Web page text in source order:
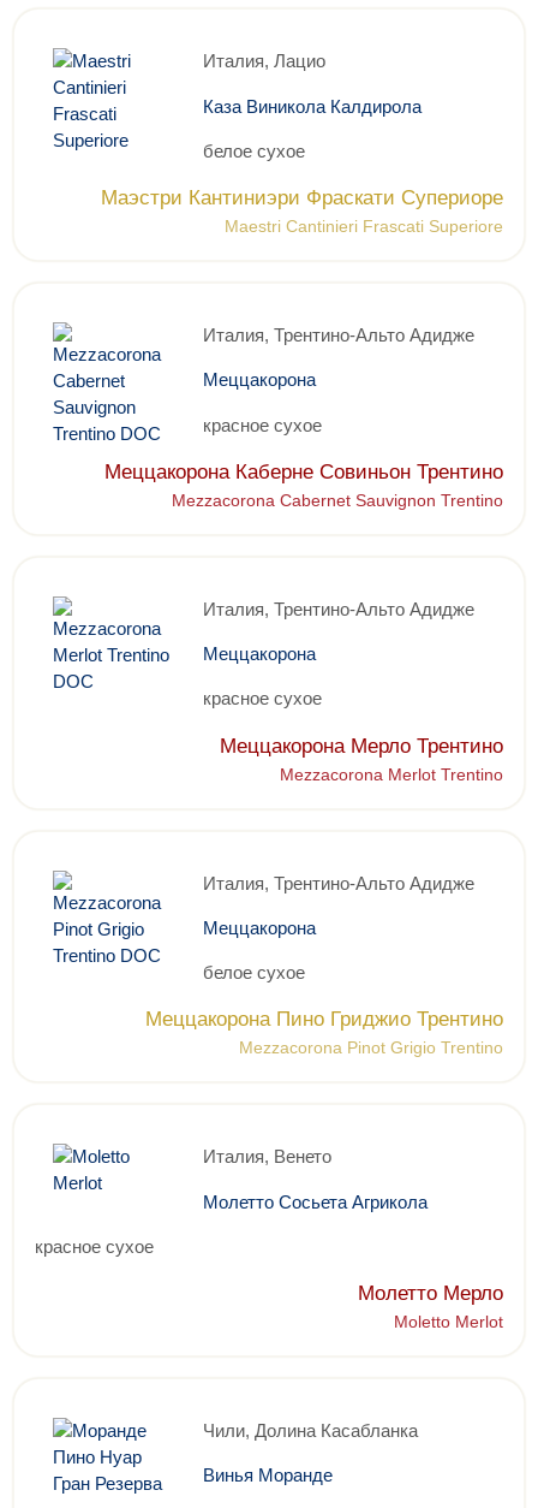
Италия, Лацио
Каза Виникола Калдирола
белое сухое
Маэстри Кантиниэри Фраскати Супериоре
Maestri Cantinieri Frascati Superiore
Италия, Трентино-Альто Адидже
Меццакорона
красное сухое
Меццакорона Каберне Совиньон Трентино
Mezzacorona Cabernet Sauvignon Trentino
Италия, Трентино-Альто Адидже
Меццакорона
красное сухое
Меццакорона Мерло Трентино
Mezzacorona Merlot Trentino
Италия, Трентино-Альто Адидже
Меццакорона
белое сухое
Меццакорона Пино Гриджио Трентино
Mezzacorona Pinot Grigio Trentino
Италия, Венето
Молетто Сосьета Агрикола
красное сухое
Молетто Мерло
Moletto Merlot
Чили, Долина Касабланка
Винья Моранде